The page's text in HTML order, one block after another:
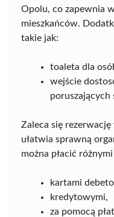
Opolu, co zapewnia
mieszkańców.
takie jak:
toaleta dla
wejście
poruszających
Zaleca się
ułatwia sprawną
można płacić
kartami
kredytowymi,
za pomocą